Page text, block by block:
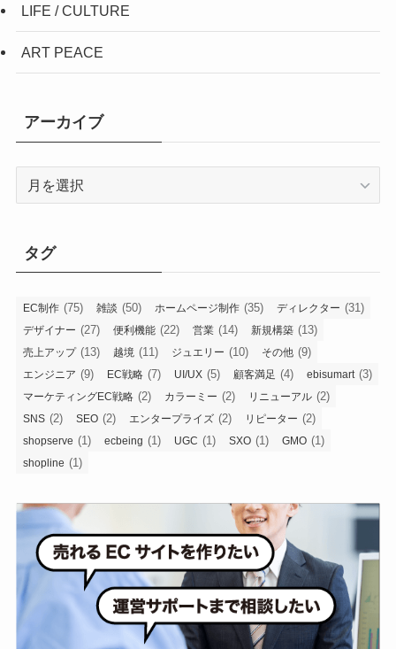
LIFE / CULTURE
ART PEACE
アーカイブ
ブ
タグ
EC制作 (75) 雑談 (50) ホームページ制作 (35) ディレクター (31)
デザイナー (27) 便利機能 (22) 営業 (14) 新規構築 (13)
売上アップ(13) 越境 (11) ジュエリー (10) その他 (9)
エンジニア (9) EC戦略 (7) UI/UX (5) 顧客満足 (4) ebisumart(3)
マーケティングEC戦略 (2) カラーミー (2) リニューアル (2)
SNS (2) SEO (2) エンタープライズ (2) リピーター (2)
shopserve (1) ecbeing (1) UGC (1) SXO (1) GMO (1)
shopline (1)